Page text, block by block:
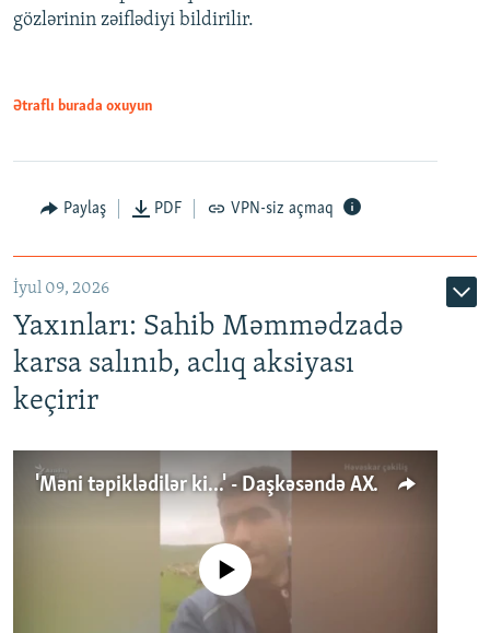
gözlərinin zəiflədiyi bildirilir.
Ətraflı burada oxuyun
Paylaş PDF VPN-siz açmaq
İyul 09, 2026
Yaxınları: Sahib Məmmədzadə
karsa salınıb, aclıq aksiyası
keçirir
'Məni təpiklədilər ki...' - Daşkəsəndə AXCP fəalının yaxınları onun həbsinə etiraz edirlər
No media source currently available